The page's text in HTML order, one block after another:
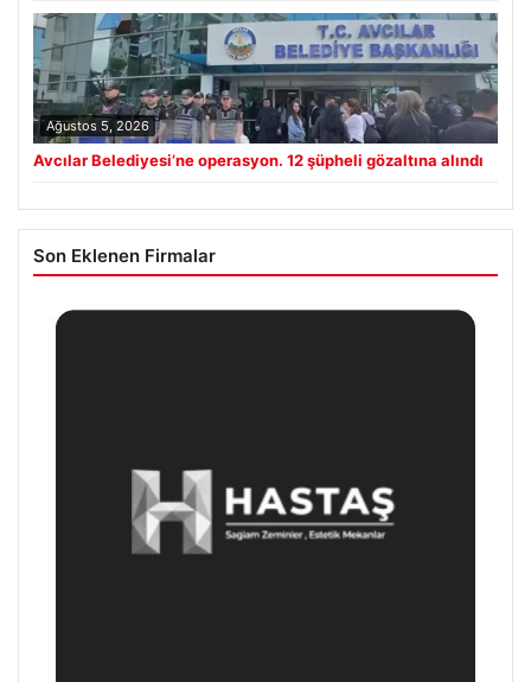
Ağustos 5, 2026
Avcılar Belediyesi’ne operasyon. 12 şüpheli gözaltına alındı
Son Eklenen Firmalar